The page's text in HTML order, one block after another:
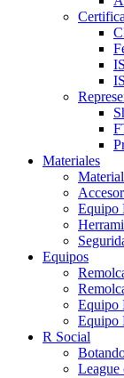
Materiales
Equipo
Equipos
Equipo
Equipo
R Social
League